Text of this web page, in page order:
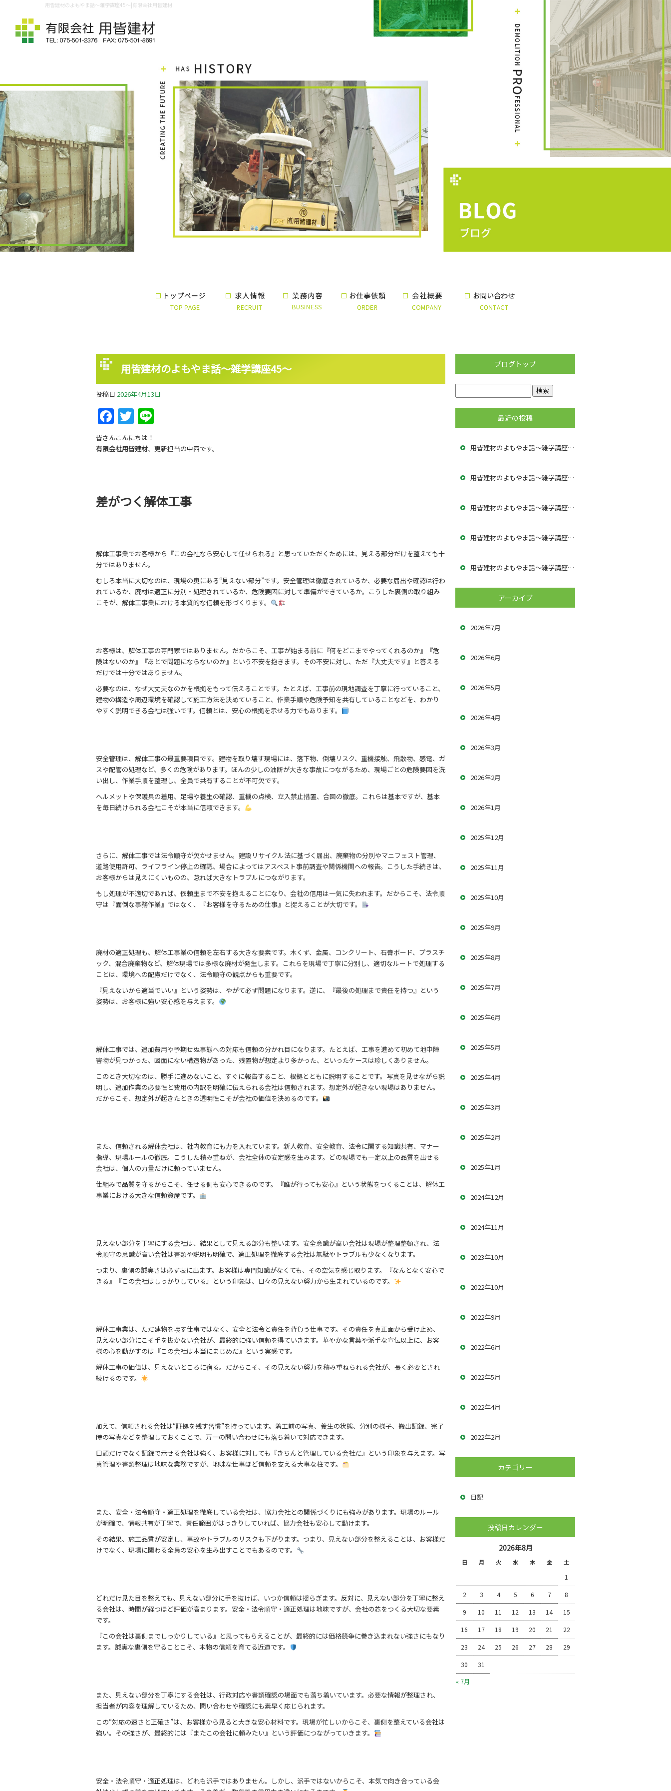
用皆建材のよもやま話～雑学講座45～|有限会社用皆建材
用皆建材のよもやま話～雑学講座45～
投稿日 2026年4月13日
Facebook
Twitter
皆さんこんにちは！
有限会社用皆建材、更新担当の中西です。
差がつく解体工事
解体工事業でお客様から『この会社なら安心して任せられる』と思っていただくためには、見える部分だけを整えても十
分ではありません。
むしろ本当に大切なのは、現場の奥にある“見えない部分”です。安全管理は徹底されているか、必要な届出や確認は行わ
れているか、廃材は適正に分別・処理されているか、危険要因に対して準備ができているか。こうした裏側の取り組み
こそが、解体工事業における本質的な信頼を形づくります。
お客様は、解体工事の専門家ではありません。だからこそ、工事が始まる前に『何をどこまでやってくれるのか』『危
険はないのか』『あとで問題にならないのか』という不安を抱きます。その不安に対し、ただ『大丈夫です』と答える
だけでは十分ではありません。
必要なのは、なぜ大丈夫なのかを根拠をもって伝えることです。たとえば、工事前の現地調査を丁寧に行っていること、
建物の構造や周辺環境を確認して施工方法を決めていること、作業手順や危険予知を共有していることなどを、わかり
やすく説明できる会社は強いです。信頼とは、安心の根拠を示せる力でもあります。
安全管理は、解体工事の最重要項目です。建物を取り壊す現場には、落下物、倒壊リスク、重機接触、飛散物、感電、ガ
スや配管の処理など、多くの危険があります。ほんの少しの油断が大きな事故につながるため、現場ごとの危険要因を洗
い出し、作業手順を整理し、全員で共有することが不可欠です。
ヘルメットや保護具の着用、足場や養生の確認、重機の点検、立入禁止措置、合図の徹底。これらは基本ですが、基本
を毎日続けられる会社こそが本当に信頼できます。
さらに、解体工事では法令順守が欠かせません。建設リサイクル法に基づく届出、廃棄物の分別やマニフェスト管理、
道路使用許可、ライフライン停止の確認、場合によってはアスベスト事前調査や関係機関への報告。こうした手続きは、
お客様からは見えにくいものの、怠れば大きなトラブルにつながります。
もし処理が不適切であれば、依頼主まで不安を抱えることになり、会社の信用は一気に失われます。だからこそ、法令順
守は『面倒な事務作業』ではなく、『お客様を守るための仕事』と捉えることが大切です。
廃材の適正処理も、解体工事業の信頼を左右する大きな要素です。木くず、金属、コンクリート、石膏ボード、プラスチ
ック、混合廃棄物など、解体現場では多様な廃材が発生します。これらを現場で丁寧に分別し、適切なルートで処理する
ことは、環境への配慮だけでなく、法令順守の観点からも重要です。
『見えないから適当でいい』という姿勢は、やがて必ず問題になります。逆に、『最後の処理まで責任を持つ』という
姿勢は、お客様に強い安心感を与えます。
解体工事では、追加費用や予期せぬ事態への対応も信頼の分かれ目になります。たとえば、工事を進めて初めて地中障
害物が見つかった、図面にない構造物があった、残置物が想定より多かった、といったケースは珍しくありません。
このとき大切なのは、勝手に進めないこと、すぐに報告すること、根拠とともに説明することです。写真を見せながら説
明し、追加作業の必要性と費用の内訳を明確に伝えられる会社は信頼されます。想定外が起きない現場はありません。
だからこそ、想定外が起きたときの透明性こそが会社の価値を決めるのです。
また、信頼される解体会社は、社内教育にも力を入れています。新人教育、安全教育、法令に関する知識共有、マナー
指導、現場ルールの徹底。こうした積み重ねが、会社全体の安定感を生みます。どの現場でも一定以上の品質を出せる
会社は、個人の力量だけに頼っていません。
仕組みで品質を守るからこそ、任せる側も安心できるのです。『誰が行っても安心』という状態をつくることは、解体工
事業における大きな信頼資産です。
見えない部分を丁寧にする会社は、結果として見える部分も整います。安全意識が高い会社は現場が整理整頓され、法
令順守の意識が高い会社は書類や説明も明確で、適正処理を徹底する会社は無駄やトラブルも少なくなります。
つまり、裏側の誠実さは必ず表に出ます。お客様は専門知識がなくても、その空気を感じ取ります。『なんとなく安心で
きる』『この会社はしっかりしている』という印象は、日々の見えない努力から生まれているのです。
解体工事業は、ただ建物を壊す仕事ではなく、安全と法令と責任を背負う仕事です。その責任を真正面から受け止め、
見えない部分にこそ手を抜かない会社が、最終的に強い信頼を得ていきます。華やかな言葉や派手な宣伝以上に、お客
様の心を動かすのは『この会社は本当にまじめだ』という実感です。
解体工事の価値は、見えないところに宿る。だからこそ、その見えない努力を積み重ねられる会社が、長く必要とされ
続けるのです。
加えて、信頼される会社は“証拠を残す習慣”を持っています。着工前の写真、養生の状態、分別の様子、搬出記録、完了
時の写真などを整理しておくことで、万一の問い合わせにも落ち着いて対応できます。
口頭だけでなく記録で示せる会社は強く、お客様に対しても『きちんと管理している会社だ』という印象を与えます。写
真管理や書類整理は地味な業務ですが、地味な仕事ほど信頼を支える大事な柱です。
また、安全・法令順守・適正処理を徹底している会社は、協力会社との関係づくりにも強みがあります。現場のルール
が明確で、情報共有が丁寧で、責任範囲がはっきりしていれば、協力会社も安心して動けます。
その結果、施工品質が安定し、事故やトラブルのリスクも下がります。つまり、見えない部分を整えることは、お客様だ
けでなく、現場に関わる全員の安心を生み出すことでもあるのです。
どれだけ見た目を整えても、見えない部分に手を抜けば、いつか信頼は揺らぎます。反対に、見えない部分を丁寧に整え
る会社は、時間が経つほど評価が高まります。安全・法令順守・適正処理は地味ですが、会社の芯をつくる大切な要素
です。
『この会社は裏側までしっかりしている』と思ってもらえることが、最終的には価格競争に巻き込まれない強さにもなり
ます。誠実な裏側を守ることこそ、本物の信頼を育てる近道です。
また、見えない部分を丁寧にする会社は、行政対応や書類確認の場面でも落ち着いています。必要な情報が整理され、
担当者が内容を理解しているため、問い合わせや確認にも素早く応じられます。
この“対応の速さと正確さ”は、お客様から見ると大きな安心材料です。現場が忙しいからこそ、裏側を整えている会社は
強い。その強さが、最終的には『またこの会社に頼みたい』という評価につながっていきます。
安全・法令順守・適正処理は、どれも派手ではありません。しかし、派手ではないからこそ、本気で向き合っている会
ブログトップ
最近の投稿
用皆建材のよもやま話～雑学講座5夏の解体工事で大切な暑さ対策と現場管理
用皆建材のよもやま話～雑学講座5解体工事に求められる専門性とは
用皆建材のよもやま話～雑学講座56～
用皆建材のよもやま話～雑学講座55～
用皆建材のよもやま話～雑学講座54～
アーカイブ
2026年7月
2026年6月
2026年5月
2026年4月
2026年3月
2026年2月
2026年1月
2025年12月
2025年11月
2025年10月
2025年9月
2025年8月
2025年7月
2025年6月
2025年5月
2025年4月
2025年3月
2025年2月
2025年1月
2024年12月
2024年11月
2023年10月
2022年10月
2022年9月
2022年6月
2022年5月
2022年4月
2022年2月
カテゴリー
日記
投稿日カレンダー
2026年8月
日 月 火 水 木 金 土
« 7月
1
2 3 4 5 6 7 8
9 10 11 12 13 14 15
16 17 18 19 20 21 22
23 24 25 26 27 28 29
30 31